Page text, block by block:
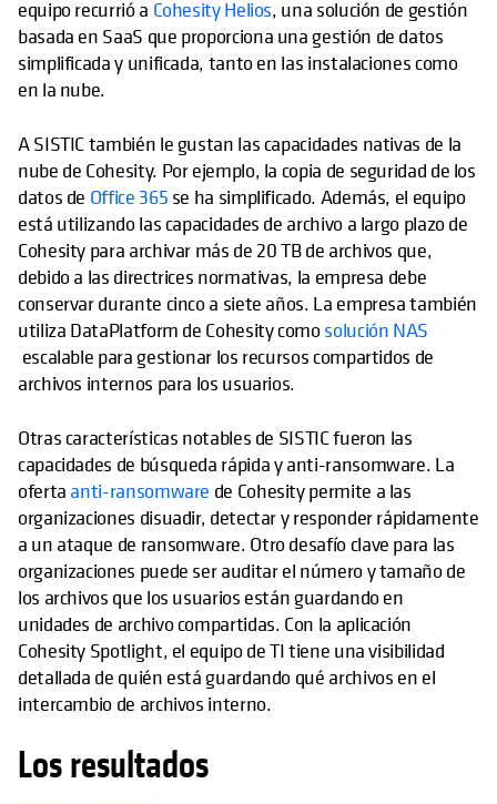
equipo recurrió a Cohesity Helios, una solución de gestión
basada en SaaS que proporciona una gestión de datos
simplificada y unificada, tanto en las instalaciones como
en la nube.
A SISTIC también le gustan las capacidades nativas de la
nube de Cohesity. Por ejemplo, la copia de seguridad de los
datos de Office 365 se ha simplificado. Además, el equipo
está utilizando las capacidades de archivo a largo plazo de
Cohesity para archivar más de 20 TB de archivos que,
debido a las directrices normativas, la empresa debe
conservar durante cinco a siete años. La empresa también
utiliza DataPlatform de Cohesity comosolución NAS
escalable para gestionar los recursos compartidos de
archivos internos para los usuarios.
Otras características notables de SISTIC fueron las
capacidades de búsqueda rápida y anti-ransomware. La
oferta anti-ransomware de Cohesity permite a las
organizaciones disuadir, detectar y responder rápidamente
a un ataque de ransomware. Otro desafío clave para las
organizaciones puede ser auditar el número y tamaño de
los archivos que los usuarios están guardando en
unidades de archivo compartidas. Con la aplicación
Cohesity Spotlight, el equipo de TI tiene una visibilidad
detallada de quién está guardando qué archivos en el
intercambio de archivos interno.
Los resultados